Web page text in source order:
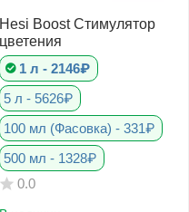
Hesi Boost Cтимулятор
цветения
1 л - 2146₽
5 л - 5626₽
100 мл (Фасовка) - 331₽
500 мл - 1328₽
0.0